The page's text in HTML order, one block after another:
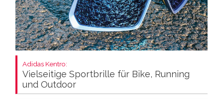
Adidas Kentro:
Vielseitige Sportbrille für Bike, Running
und Outdoor